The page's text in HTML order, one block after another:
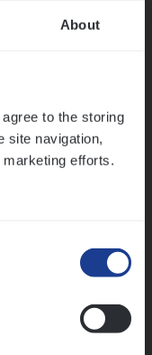
About
to the storing
site navigation,
efforts.
elkaar
én droge
én op het